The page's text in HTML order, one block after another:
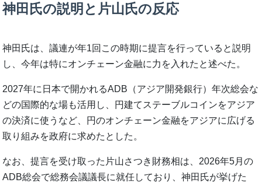
神田氏の説明と片山氏の反応
神田氏は、議連が年1回この時期に提言を行っていると説明
し、今年は特にオンチェーン金融に力を入れたと述べた。
2027年に日本で開かれるADB（アジア開発銀行）年次総会な
どの国際的な場も活用し、円建てステーブルコインをアジア
の決済に使うなど、円のオンチェーン金融をアジアに広げる
取り組みを政府に求めたとした。
なお、提言を受け取った片山さつき財務相は、2026年5月の
ADB総会で総務会議議長に就任しており、神田氏が挙げた